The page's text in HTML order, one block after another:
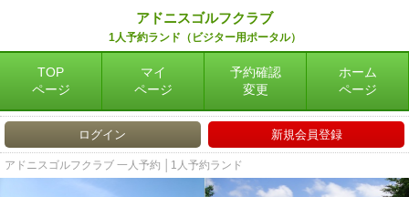
アドニスゴルフクラブ
1人予約ランド（ビジター用ポータル）
TOP
ページ
マイ
ページ
予約確認
変更
ホーム
ページ
ログイン 新規会員登録
アドニスゴルフクラブ 一人予約 │1人予約ランド